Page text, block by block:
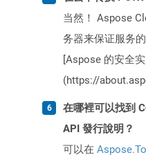
当然！ Aspose
务器来保证服务
[Aspose 的安全
(https://
在哪裡可以找到
API 發行說明？
可以在